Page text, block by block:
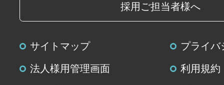
採用ご担当者様へ
サイトマップ プライバ
法人様用管理画面 利用規約